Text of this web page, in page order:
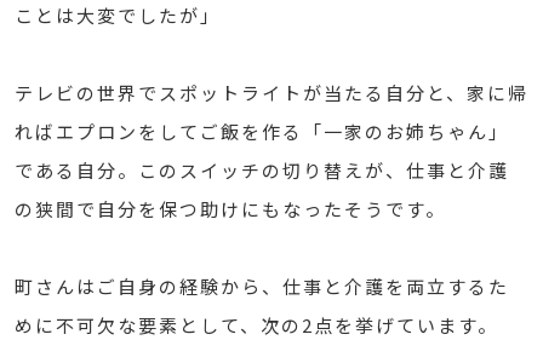
ことは大変でしたが」
テレビの世界でスポットライトが当たる自分と、家に帰
ればエプロンをしてご飯を作る「一家のお姉ちゃん」
である自分。このスイッチの切り替えが、仕事と介護
の狭間で自分を保つ助けにもなったそうです。
町さんはご自身の経験から、仕事と介護を両立するた
めに不可欠な要素として、次の2点を挙げています。